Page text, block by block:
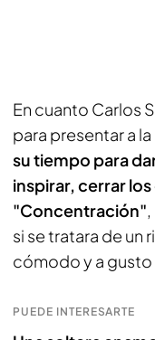
En cuanto Carlos
para presentar a
su tiempo para
inspirar, cerrar
"Concentración"
si se tratara de un
cómodo y a gusto
PUEDE INTERESARTE